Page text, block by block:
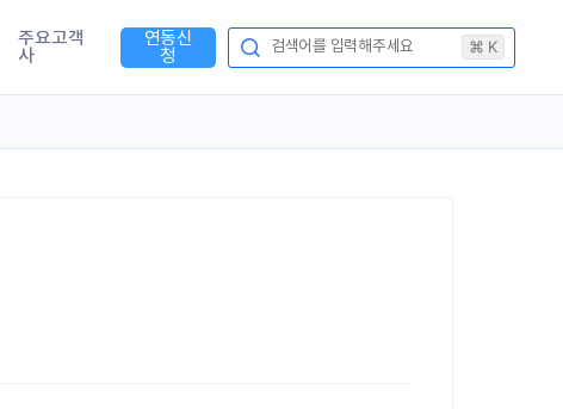
주요고객
사
연동신
청
검색어를 입력해주세요 ⌘ K